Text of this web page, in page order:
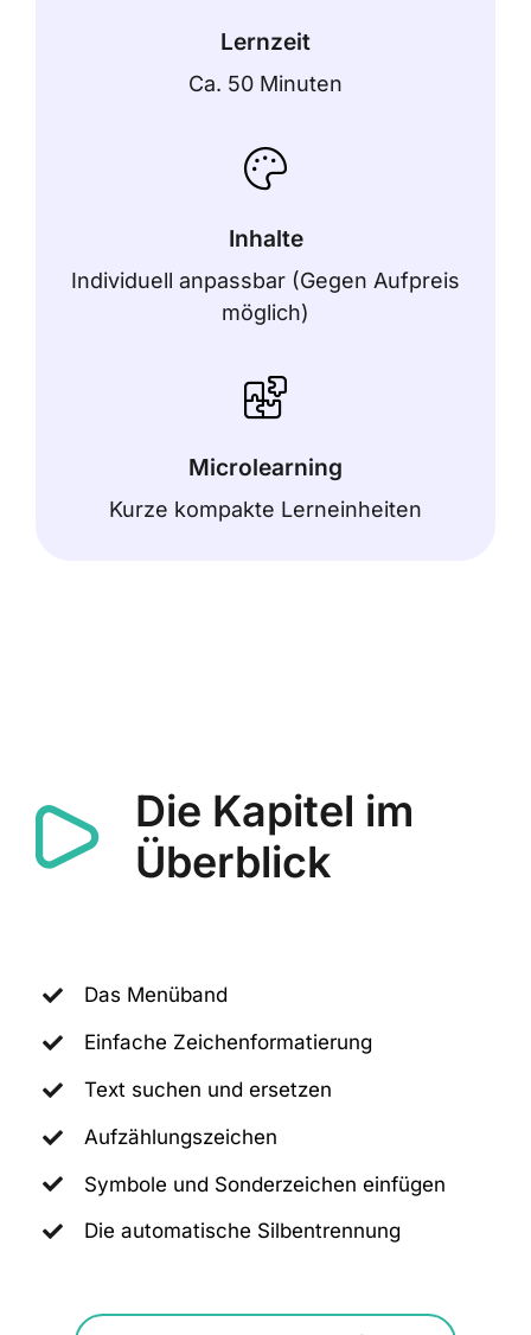
Lernzeit
Ca. 50 Minuten
Inhalte
Individuell anpassbar (Gegen Aufpreis
möglich)
Microlearning
Kurze kompakte Lerneinheiten
Die Kapitel im
Überblick
Das Menüband
Einfache Zeichenformatierung
Text suchen und ersetzen
Aufzählungszeichen
Symbole und Sonderzeichen einfügen
Die automatische Silbentrennung